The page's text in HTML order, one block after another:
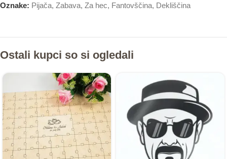
Oznake: Pijača, Zabava, Za hec, Fantovščina, Dekliščina
Ostali kupci so si ogledali